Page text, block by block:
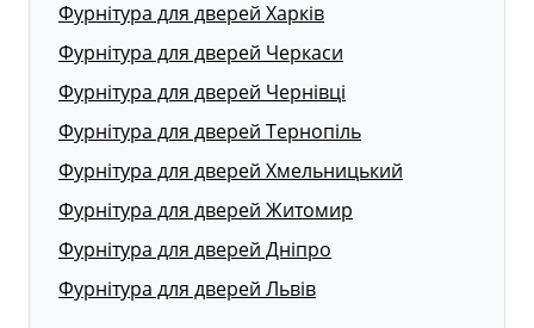
Фурнітура для дверей Харків
Фурнітура для дверей Черкаси
Фурнітура для дверей Чернівці
Фурнітура для дверей Тернопіль
Фурнітура для дверей Хмельницький
Фурнітура для дверей Житомир
Фурнітура для дверей Дніпро
Фурнітура для дверей Львів